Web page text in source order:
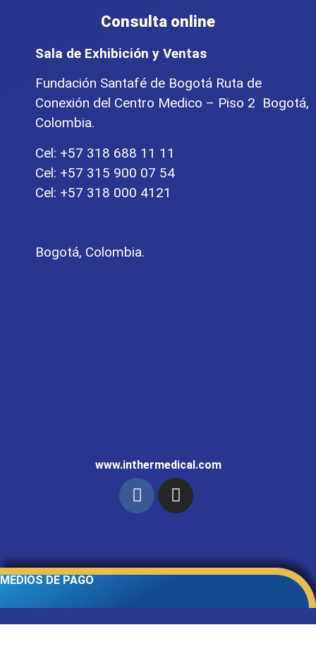
Consulta online
Sala de Exhibición y Ventas
Fundación Santafé de Bogotá Ruta de
Conexión del Centro Medico – Piso 2 Bogotá,
Colombia.
Cel: +57 318 688 11 11
Cel: +57 315 900 07 54
Cel: +57 318 000 4121
Bogotá, Colombia.
MEDIOS DE PAGO
www.inthermedical.com